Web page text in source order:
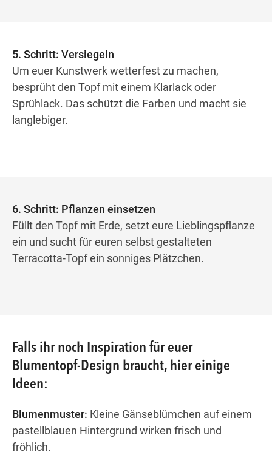
5. Schritt: Versiegeln
Um euer Kunstwerk wetterfest zu machen,
besprüht den Topf mit einem Klarlack oder
Sprühlack. Das schützt die Farben und macht sie
langlebiger.
6. Schritt: Pflanzen einsetzen
Füllt den Topf mit Erde, setzt eure Lieblingspflanze
ein und sucht für euren selbst gestalteten
Terracotta-Topf ein sonniges Plätzchen.
Falls ihr noch Inspiration für euer
Blumentopf-Design braucht, hier einige
Ideen:
Blumenmuster: Kleine Gänseblümchen auf einem
pastellblauen Hintergrund wirken frisch und
fröhlich.